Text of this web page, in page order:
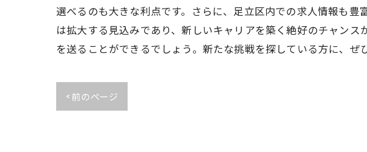
選べるのも大きな利点です。さらに、足立区内での求人情報も
は拡大する見込みであり、新しいキャリアを築く絶好のチャン
を送ることができるでしょう。新たな挑戦を探している方に、ぜ
< 前のページ